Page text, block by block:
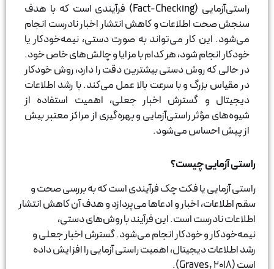
راستی‌آزمایی (Fact-Checking) فرآیندی است که با هدف
و کاهش انتشار اخبار نادرست انجام
کار می‌تواند به صورت دستی، نیمه‌خودکار یا
شود، هر کدام با مزایا و چالش‌های خاص خود.
دستی بیشترین دقت را دارد، روش خودکار
و با سرعت بالا عمل می‌کند. با رشد اطلاعات
گسترش اخبار جعلی، اهمیت استفاده از
راستی‌آزمایی و بهره‌گیری از مراکز معتبر بیش
می‌شود.
چیست؟
یا فکت چک فرآیندی است که به بررسی صحت و
اخبار و ادعاها می‌پردازد و هدف آن کاهش انتشار
است. این فرآیند با روش‌های دستی،
خودکار انجام می‌شود. گسترش اخبار جعلی و
اهمیت راستی آزمایی را افزایش داده